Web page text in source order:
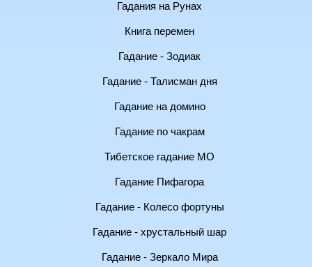
Гадания на Рунах
Книга перемен
Гадание - Зодиак
Гадание - Талисман дня
Гадание на домино
Гадание по чакрам
Тибетское гадание МО
Гадание Пифагора
Гадание - Колесо фортуны
Гадание - хрустальный шар
Гадание - Зеркало Мира